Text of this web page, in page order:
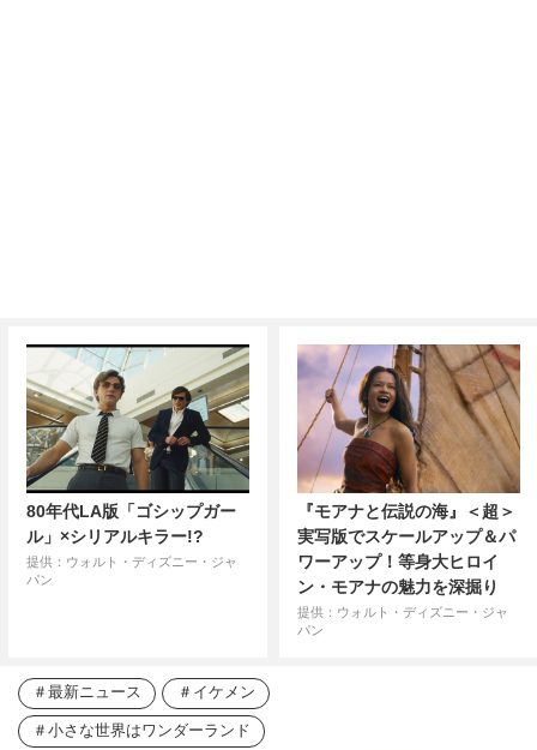
80年代LA版「ゴシップガー
ル」×シリアルキラー!?
提供：ウォルト・ディズニー・ジャ
パン
『モアナと伝説の海』＜超＞
実写版でスケールアップ＆パ
ワーアップ！等身大ヒロイ
ン・モアナの魅力を深掘り
提供：ウォルト・ディズニー・ジャ
パン
最新ニュース イケメン
小さな世界はワンダーランド